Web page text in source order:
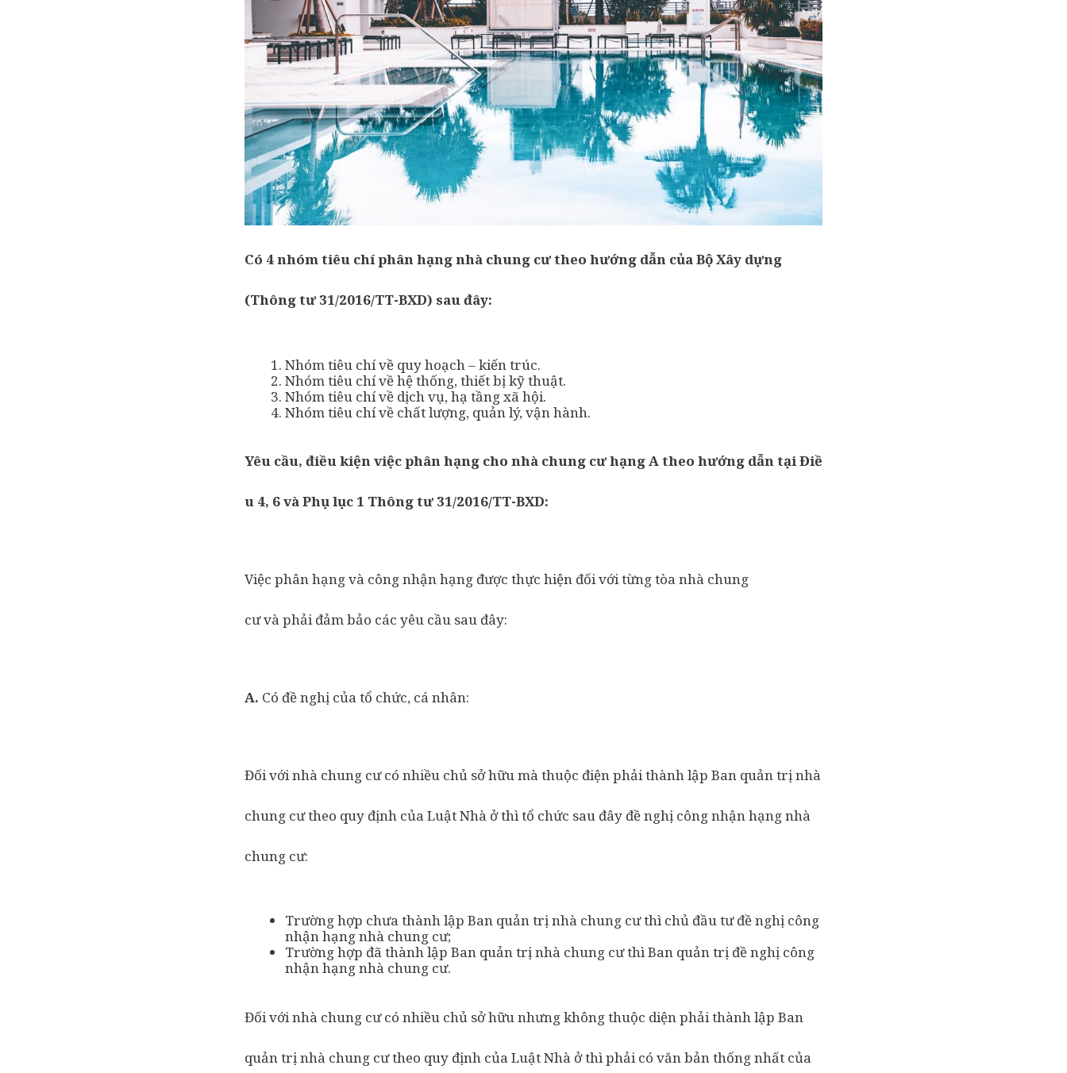
Có 4 nhóm tiêu chí phân hạng nhà chung cư theo hướng dẫn của Bộ Xây dựng
(Thông tư 31/2016/TT-BXD) sau đây:
Nhóm tiêu chí về quy hoạch – kiến trúc.
Nhóm tiêu chí về hệ thống, thiết bị kỹ thuật.
Nhóm tiêu chí về dịch vụ, hạ tầng xã hội.
Nhóm tiêu chí về chất lượng, quản lý, vận hành.
Yêu cầu, điều kiện việc phân hạng cho nhà chung cư hạng A theo hướng dẫn tại Điề
u 4, 6 và Phụ lục 1 Thông tư 31/2016/TT-BXD:
Việc phân hạng và công nhận hạng được thực hiện đối với từng tòa nhà chung
cư và phải đảm bảo các yêu cầu sau đây:
A. Có đề nghị của tổ chức, cá nhân:
Đối với nhà chung cư có nhiều chủ sở hữu mà thuộc điện phải thành lập Ban quản trị nhà
chung cư theo quy định của Luật Nhà ở thì tổ chức sau đây đề nghị công nhận hạng nhà
chung cư:
Trường hợp chưa thành lập Ban quản trị nhà chung cư thì chủ đầu tư đề nghị công
nhận hạng nhà chung cư;
Trường hợp đã thành lập Ban quản trị nhà chung cư thì Ban quản trị đề nghị công
nhận hạng nhà chung cư.
Đối với nhà chung cư có nhiều chủ sở hữu nhưng không thuộc diện phải thành lập Ban
quản trị nhà chung cư theo quy định của Luật Nhà ở thì phải có văn bản thống nhất của